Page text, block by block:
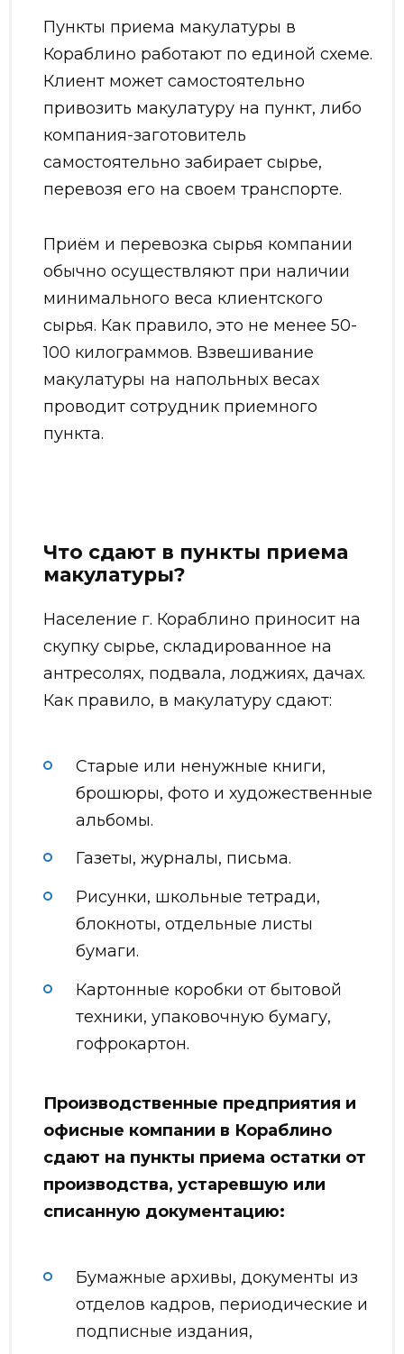
Пункты приема макулатуры в
Кораблино работают по единой схеме.
Клиент может самостоятельно
привозить макулатуру на пункт, либо
компания-заготовитель
самостоятельно забирает сырье,
перевозя его на своем транспорте.
Приём и перевозка сырья компании
обычно осуществляют при наличии
минимального веса клиентского
сырья. Как правило, это не менее 50-
100 килограммов. Взвешивание
макулатуры на напольных весах
проводит сотрудник приемного
пункта.
Что сдают в пункты приема
макулатуры?
Население г. Кораблино приносит на
скупку сырье, складированное на
антресолях, подвала, лоджиях, дачах.
Как правило, в макулатуру сдают:
Старые или ненужные книги,
брошюры, фото и художественные
альбомы.
Газеты, журналы, письма.
Рисунки, школьные тетради,
блокноты, отдельные листы
бумаги.
Картонные коробки от бытовой
техники, упаковочную бумагу,
гофрокартон.
Производственные предприятия и
офисные компании в Кораблино
сдают на пункты приема остатки от
производства, устаревшую или
списанную документацию:
Бумажные архивы, документы из
отделов кадров, периодические и
подписные издания,